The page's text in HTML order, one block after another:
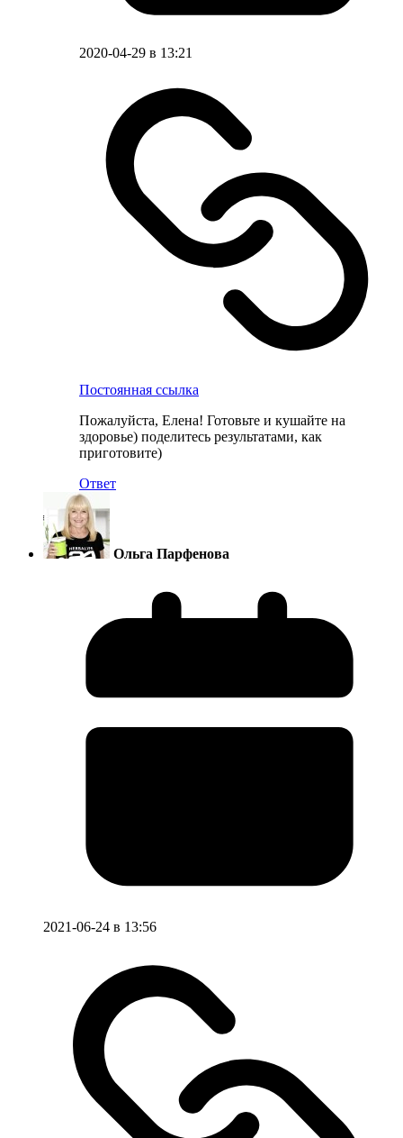
2020-04-29 в 13:21
Постоянная ссылка
Пожалуйста, Елена! Готовьте и кушайте на
здоровье) поделитесь результатами, как
приготовите)
Ответ
Ольга Парфенова
2021-06-24 в 13:56